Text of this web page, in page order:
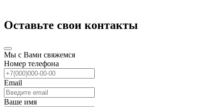
Оставьте свои контакты
Мы с Вами свяжемся
Номер телефона
Email
Ваше имя